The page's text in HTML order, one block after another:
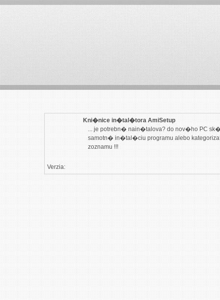
Kni�nice in�tal�tora AmiSetup
... je potrebn� nain�talova? do nov�ho PC
samotn� in�tal�ciu programu alebo
zoznamu !!!
Verzia: